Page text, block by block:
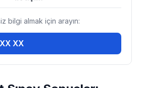
bilgi almak için arayın:
XX